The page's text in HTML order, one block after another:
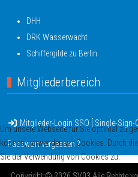
DHH
DRK Wasserwacht
Schiffergilde zu Berlin
Mitgliederbereich
Mitglieder-Login SSO [ Single-Sign-
Passwort vergessen ?
Um unsere Webseite für Sie optimal zu
können, verwenden wir Cookies. Durch
Sie der Verwendung von Cookies zu.